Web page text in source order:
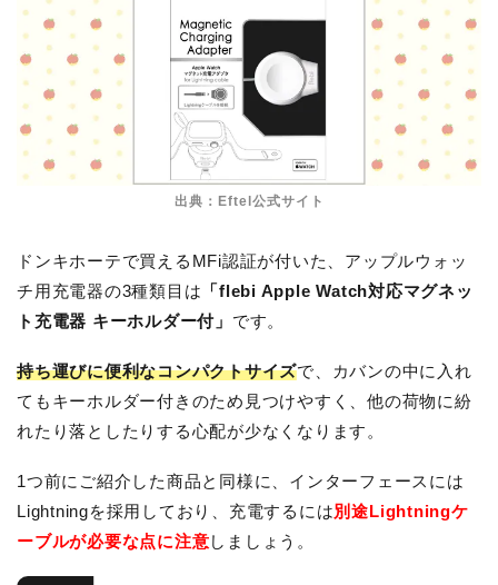
出典：Eftel公式サイト
ドンキホーテで買えるMFi認証が付いた、アップルウォッ
チ用充電器の3種類目は 「flebi Apple Watch対応マグネッ
ト充電器 キーホルダー付」 です。
持ち運びに便利なコンパクトサイズで、カバンの中に入れ
てもキーホルダー付きのため見つけやすく、他の荷物に紛
れたり落としたりする心配が少なくなります。
1つ前にご紹介した商品と同様に、インターフェースには
Lightningを採用しており、充電するには別途Lightningケ
ーブルが必要な点に注意しましょう。